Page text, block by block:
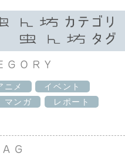
ニメ
イベント
マンガ
レポート